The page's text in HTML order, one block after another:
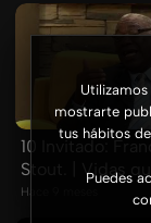
mostrarte
tus hábitos
Puedes
10 Invitado:
Stout. | Vidas
Hace 9 meses